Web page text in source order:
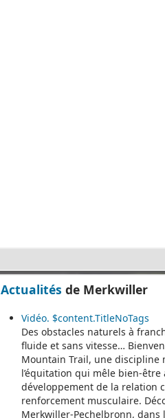
Actualités de Merkwiller
Vidéo. $content.TitleNoTags
Des obstacles naturels à
fluide et sans vitesse…
Mountain Trail, une discipline
l’équitation qui mêle bien-être
développement de la relation
renforcement musculaire.
Merkwiller-Pechelbronn, dans